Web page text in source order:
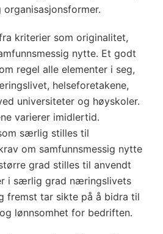
kriterier som originalitet,
nytte. Et godt
regel alle elementer i seg,
helseforetakene,
universiteter og høyskoler.
varierer imidlertid.
særlig stilles til
om samfunnsmessig nytte
grad stilles til anvendt
i særlig grad næringslivets
fremst tar sikte på å bidra til
lønnsomhet for bedriften.